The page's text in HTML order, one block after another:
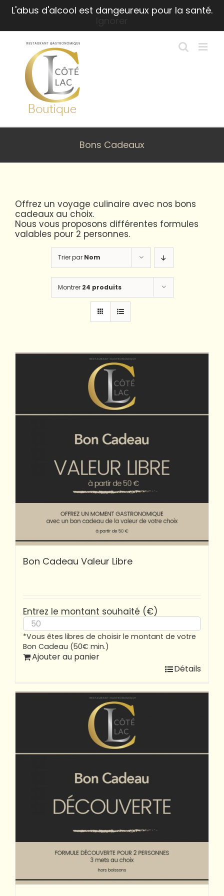
L'abus d'alcool est dangeureux pour la santé.
Passer
Bons Cadeaux
Offrez un voyage culinaire avec nos bons
cadeaux au choix.
Nous vous proposons différentes formules
valables pour 2 personnes.
Trier par Nom
Montrer 24 produits
Bon Cadeau Valeur Libre
Entrez le montant souhaité (€)
*Vous êtes libres de choisir le montant de votre
Bon Cadeau (50€ min.)
Ajouter au panier
Détails